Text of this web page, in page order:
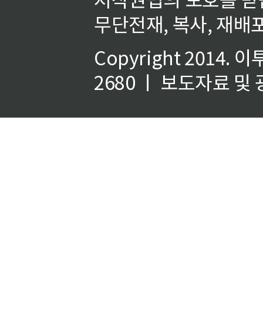
무단전재, 복사, 재배
Copyright 2014. 이
2680 ㅣ 보도자료